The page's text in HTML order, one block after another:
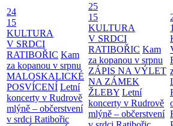
24
15
KULTURA
V SRDCI
RATIBOŘIC Kam
za kopanou v srpnu
MALOSKALICKÉ
POSVÍCENÍ Letní
koncerty v Rudrově
mlýně – občerstvení
v srdci Ratibořic
25
15
KULTURA
V SRDCI
RATIBOŘIC Kam
za kopanou v srpnu
ZÁPIS NA VÝLET
NA ZÁMEK
ŽLEBY Letní
koncerty v Rudrově
mlýně – občerstvení